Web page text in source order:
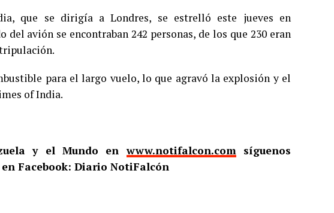
que se dirigía a Londres, se estrelló este jueves en
del avión se encontraban 242 personas, de los que 230 eran
para el largo vuelo, lo que agravó la explosión y el
of India.
y el Mundo enwww.notifalcon.comsíguenos
Facebook: Diario NotiFalcón